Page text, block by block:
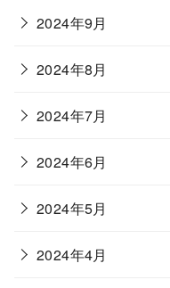
2024年9月
2024年8月
2024年7月
2024年6月
2024年5月
2024年4月